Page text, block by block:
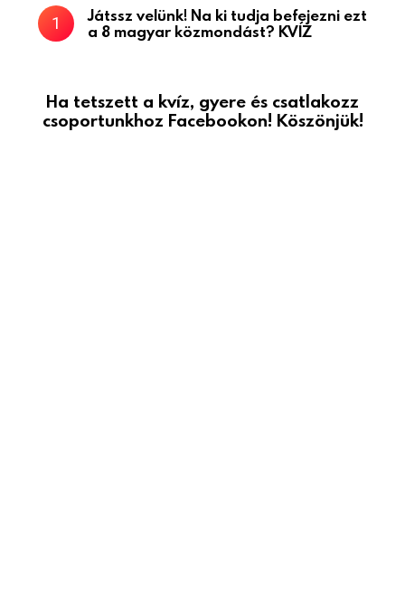
Játssz velünk! Na ki tudja befejezni ezt
a 8 magyar közmondást? KVÍZ
Ha tetszett a kvíz, gyere és csatlakozz
csoportunkhoz Facebookon! Köszönjük!